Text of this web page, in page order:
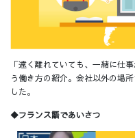
「遠く離れていても、一緒に仕
う働き方の紹介。会社以外の場
した。
◆フランス語であいさつ